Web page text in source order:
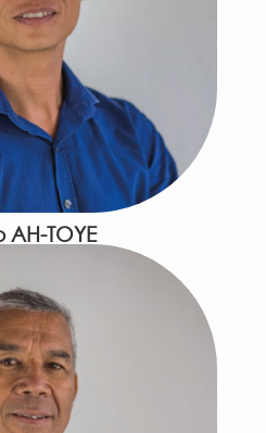
AH-TOYE